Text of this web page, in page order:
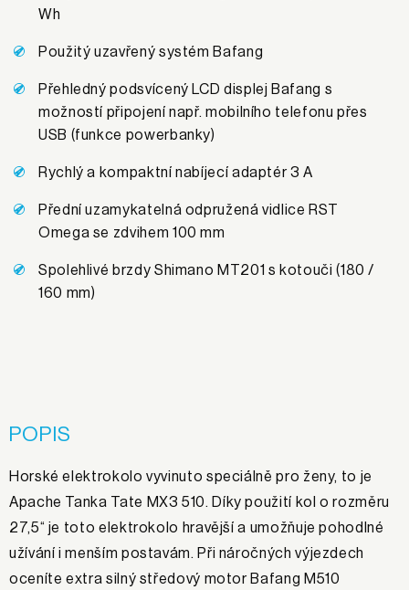
Wh
Použitý uzavřený systém Bafang
Přehledný podsvícený LCD displej Bafang s
možností připojení např. mobilního telefonu přes
USB (funkce powerbanky)
Rychlý a kompaktní nabíjecí adaptér 3 A
Přední uzamykatelná odpružená vidlice RST
Omega se zdvihem 100 mm
Spolehlivé brzdy Shimano MT201 s kotouči (180 /
160 mm)
POPIS
Horské elektrokolo vyvinuto speciálně pro ženy, to je
Apache Tanka Tate MX3 510. Díky použití kol o rozměru
27,5“ je toto elektrokolo hravější a umožňuje pohodlné
užívání i menším postavám. Při náročných výjezdech
oceníte extra silný středový motor Bafang M510